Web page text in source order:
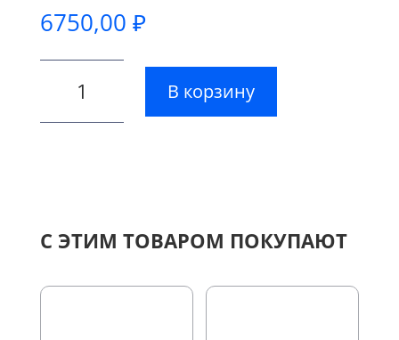
6750,00 ₽
товара
В корзину
С ЭТИМ ТОВАРОМ ПОКУПАЮТ